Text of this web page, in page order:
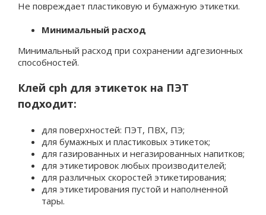
Не повреждает пластиковую и бумажную этикетки.
Минимальный расход
Минимальный расход при сохранении адгезионных
способностей.
Клей cph для этикеток на ПЭТ
подходит:
для поверхностей: ПЭТ, ПВХ, ПЭ;
для бумажных и пластиковых этикеток;
для газированных и негазированных напитков;
для этикетировок любых производителей;
для различных скоростей этикетирования;
для этикетирования пустой и наполненной
тары.